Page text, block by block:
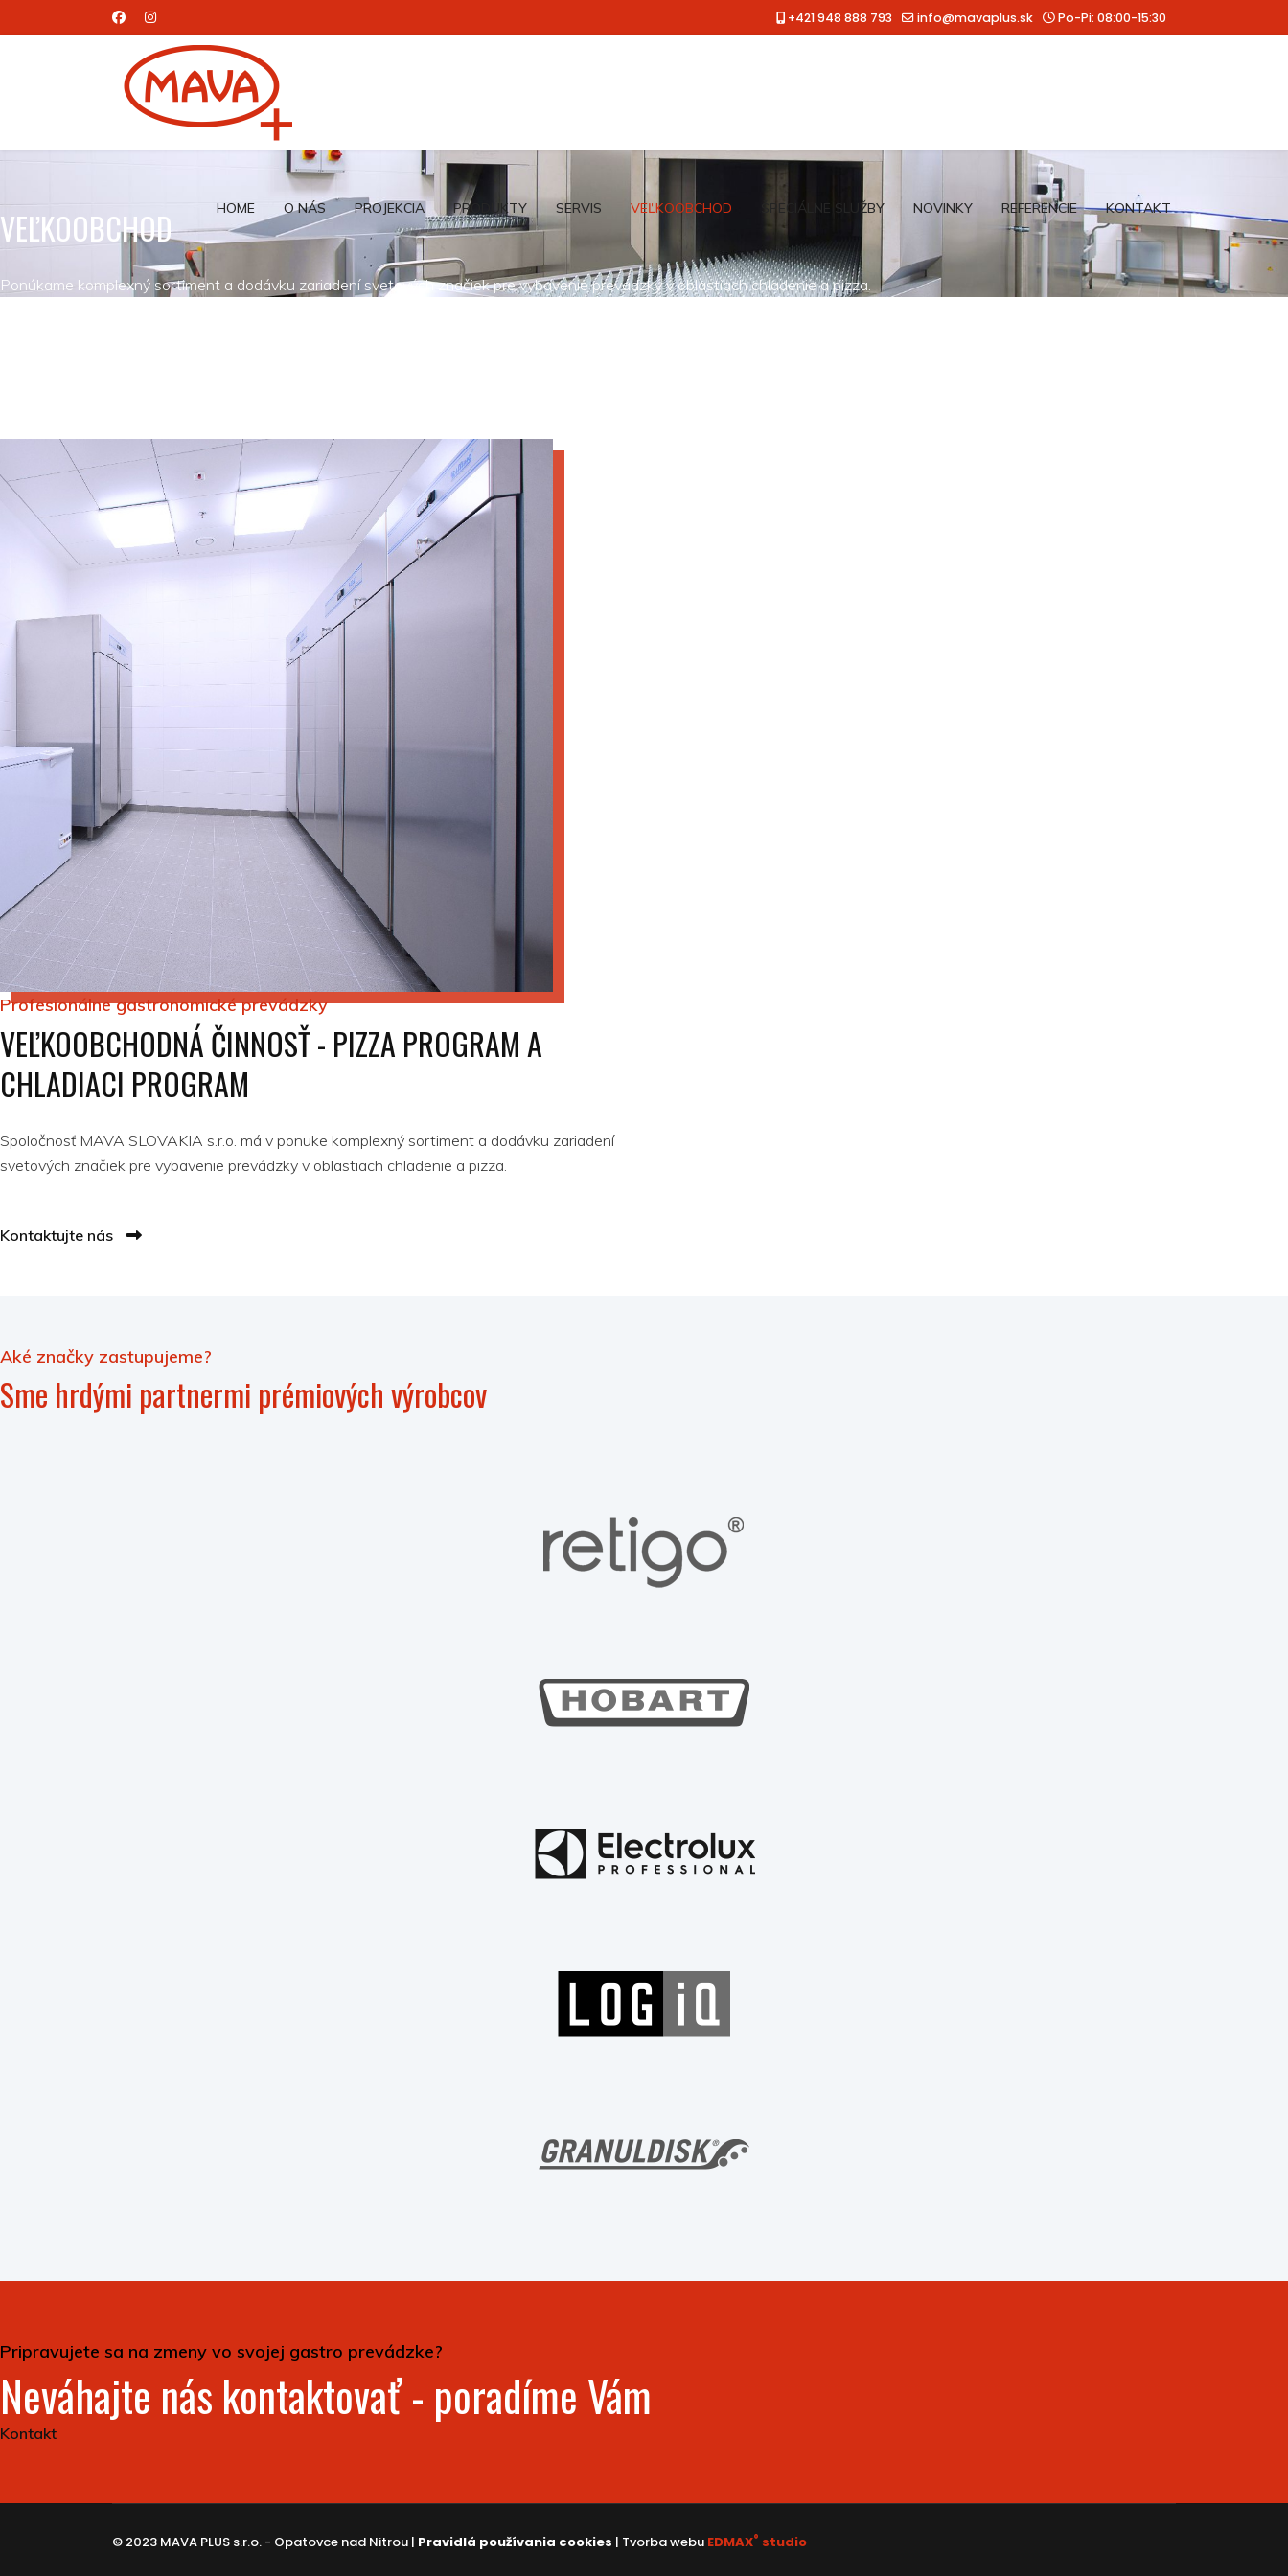
+421 948 888 793 info@mavaplus.sk Po-Pi: 08:00-15:30
HOME O NÁS PROJEKCIA PRODUKTY SERVIS VEĽKOOBCHOD ŠPECIÁLNE SLUŽBY NOVINKY REFERENCIE KONTAKT
VEĽKOOBCHOD
Ponúkame komplexný sortiment a dodávku zariadení svetových značiek pre vybavenie prevádzky v oblastiach chladenie a pizza.
Profesionálne gastronomické prevádzky
VEĽKOOBCHODNÁ ČINNOSŤ - PIZZA PROGRAM A
CHLADIACI PROGRAM
Spoločnosť MAVA SLOVAKIA s.r.o. má v ponuke komplexný sortiment a dodávku zariadení
svetových značiek pre vybavenie prevádzky v oblastiach chladenie a pizza.
Kontaktujte nás
Aké značky zastupujeme?
Sme hrdými partnermi prémiových výrobcov
Pripravujete sa na zmeny vo svojej gastro prevádzke?
Neváhajte nás kontaktovať - poradíme Vám
Kontakt
© 2023 MAVA PLUS s.r.o. - Opatovce nad Nitrou | Pravidlá používania cookies | Tvorba webu EDMAX® studio